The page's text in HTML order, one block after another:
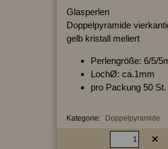
Glasperlen
Doppelpyramide
gelb kristall meliert
Perlengröße: 6/5/
LochØ: ca.1mm
pro Packung 50 St.
Kategorie: Doppelpyramide